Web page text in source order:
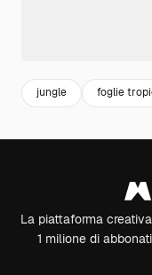
jungle foglie
La piattaforma
1 milione di